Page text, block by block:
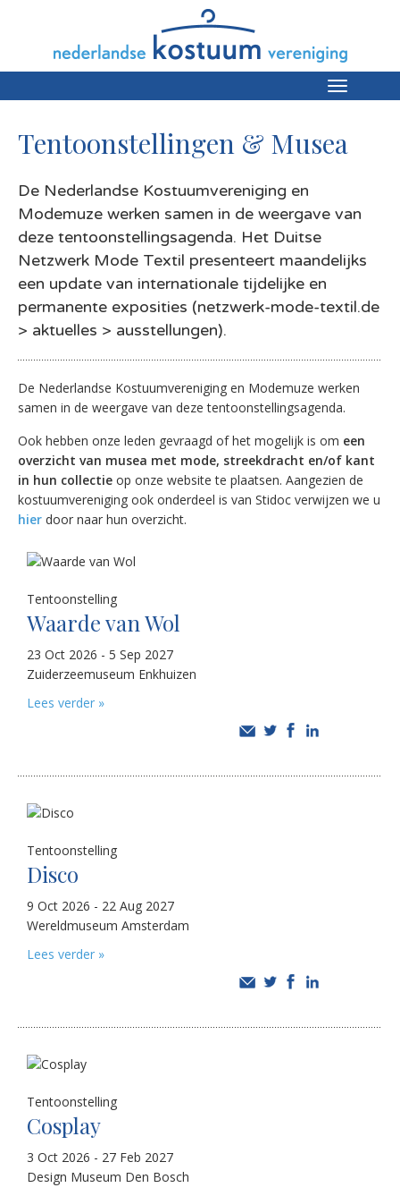
Toggle
Tentoonstellingen & Musea
De Nederlandse Kostuumvereniging en
Modemuze werken samen in de weergave van
deze tentoonstellingsagenda. Het Duitse
Netzwerk Mode Textil presenteert maandelijks
een update van internationale tijdelijke en
permanente exposities (netzwerk-mode-textil.de
> aktuelles > ausstellungen).
De Nederlandse Kostuumvereniging en Modemuze werken
samen in de weergave van deze tentoonstellingsagenda.
Ook hebben onze leden gevraagd of het mogelijk is om een
overzicht van musea met mode, streekdracht en/of kant
in hun collectie op onze website te plaatsen. Aangezien de
kostuumvereniging ook onderdeel is van Stidoc verwijzen we u
hier door naar hun overzicht.
Tentoonstelling
Waarde van Wol
23 Oct 2026 - 5 Sep 2027
Zuiderzeemuseum Enkhuizen
Lees verder »
Tentoonstelling
Disco
9 Oct 2026 - 22 Aug 2027
Wereldmuseum Amsterdam
Lees verder »
Tentoonstelling
Cosplay
3 Oct 2026 - 27 Feb 2027
Design Museum Den Bosch